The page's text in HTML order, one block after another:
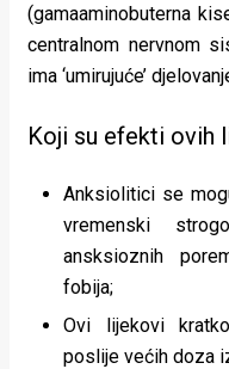
(gamaaminobuterna
centralnom nervnom
ima ‘umirujuće’
Koji su efekti ovih
Anksiolitici se
vremenski
ansksioznih
fobija;
Ovi lijekovi
poslije većih doza